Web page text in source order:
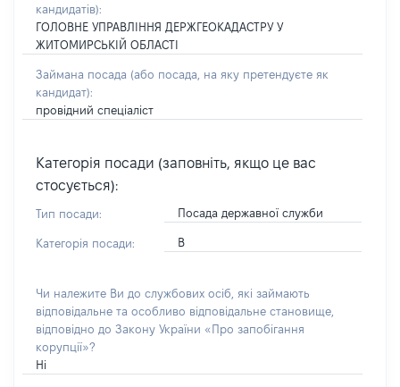
кандидатів):
ГОЛОВНЕ УПРАВЛІННЯ ДЕРЖГЕОКАДАСТРУ У
ЖИТОМИРСЬКІЙ ОБЛАСТІ
Займана посада (або посада, на яку претендуєте як
кандидат):
провідний спеціаліст
Категорія посади (заповніть, якщо це вас
стосується):
Тип посади: Посада державної служби
Категорія посади: В
Чи належите Ви до службових осіб, які займають
відповідальне та особливо відповідальне становище,
відповідно до Закону України «Про запобігання
корупції»?
Ні